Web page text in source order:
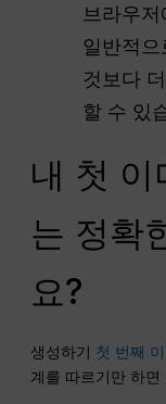
브라우
일반적
것보다
할 수 있
내 첫 이
는 정확
요?
생성하기 첫 번째
계를 따르기만 하면